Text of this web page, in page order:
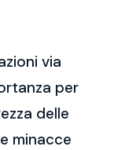
via
per
delle
minacce